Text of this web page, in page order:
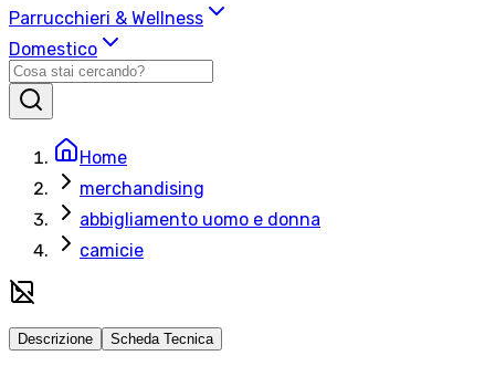
Parrucchieri & Wellness
Domestico
Home
merchandising
abbigliamento uomo e donna
camicie
Descrizione Scheda Tecnica